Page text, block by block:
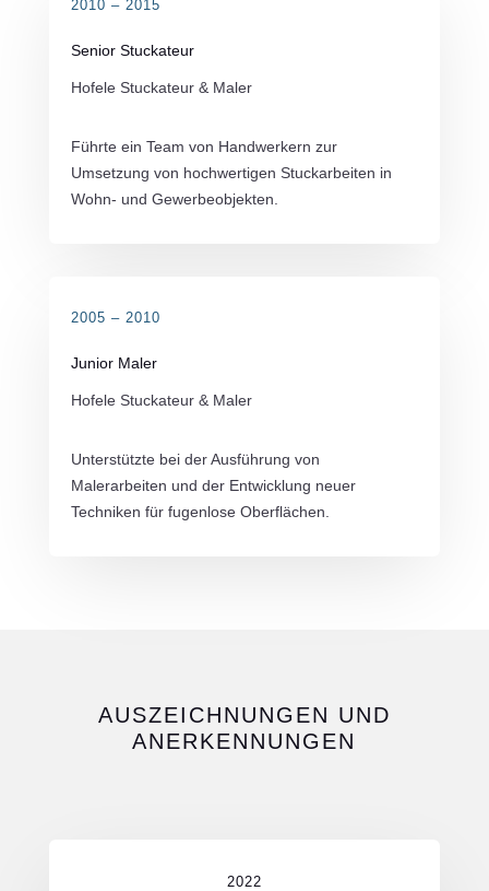
2010 – 2015
Senior Stuckateur
Hofele Stuckateur & Maler
Führte ein Team von Handwerkern zur
Umsetzung von hochwertigen Stuckarbeiten in
Wohn- und Gewerbeobjekten.
2005 – 2010
Junior Maler
Hofele Stuckateur & Maler
Unterstützte bei der Ausführung von
Malerarbeiten und der Entwicklung neuer
Techniken für fugenlose Oberflächen.
AUSZEICHNUNGEN UND
ANERKENNUNGEN
2022